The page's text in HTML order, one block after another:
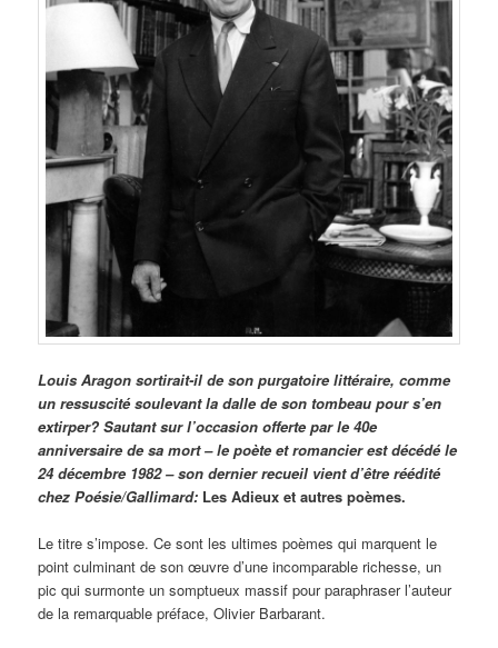
Louis Aragon sortirait-il de son purgatoire littéraire, comme
un ressuscité soulevant la dalle de son tombeau pour s’en
extirper? Sautant sur l’occasion offerte par le 40e
anniversaire de sa mort – le poète et romancier est décédé le
24 décembre 1982 – son dernier recueil vient d’être réédité
chez Poésie/Gallimard: Les Adieux et autres poèmes.
Le titre s’impose. Ce sont les ultimes poèmes qui marquent le
point culminant de son œuvre d’une incomparable richesse, un
pic qui surmonte un somptueux massif pour paraphraser l’auteur
de la remarquable préface, Olivier Barbarant.